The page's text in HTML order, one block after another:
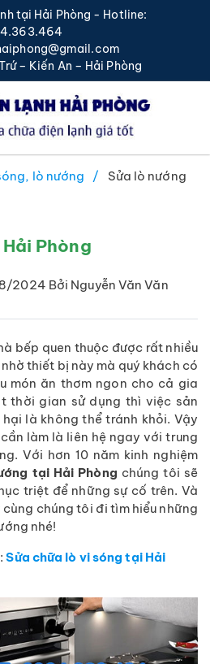
tại Hải Phòng - Hotline:
– Kiến An – Hải Phòng
lò nướng
Sửa lò nướng
Phòng
2024 Bởi Nguyễn Văn Văn
bếp quen thuộc được rất nhiều
thiết bị này mà quý khách có
món ăn thơm ngon cho cả gia
thời gian sử dụng thì việc sản
là không thể tránh khỏi. Vậy
làm là liên hệ ngay với trung
Với hơn 10 năm kinh nghiệm
tại Hải Phòng chúng tôi sẽ
triệt để những sự cố trên. Và
chúng tôi đi tìm hiểu những
nhé!
Sửa chữa lò vi sóng tại Hải